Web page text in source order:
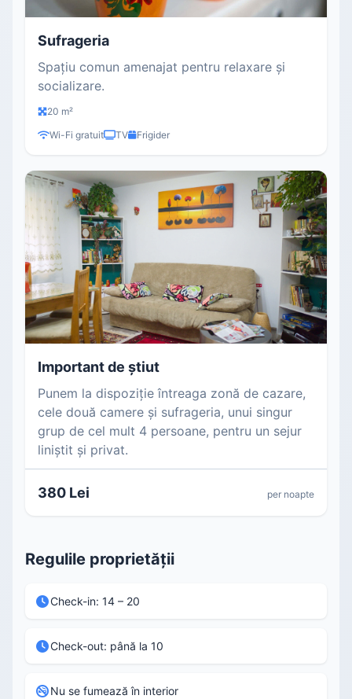
Sufrageria
Spațiu comun amenajat pentru relaxare și
socializare.
20 m²
Wi-Fi gratuit
TV Frigider
Important de știut
Punem la dispoziție întreaga zonă de cazare,
cele două camere și sufrageria, unui singur
grup de cel mult 4 persoane, pentru un sejur
liniștit și privat.
380 Lei per noapte
Regulile proprietății
Check-in: 14 – 20
Check-out: până la 10
Nu se fumează în interior